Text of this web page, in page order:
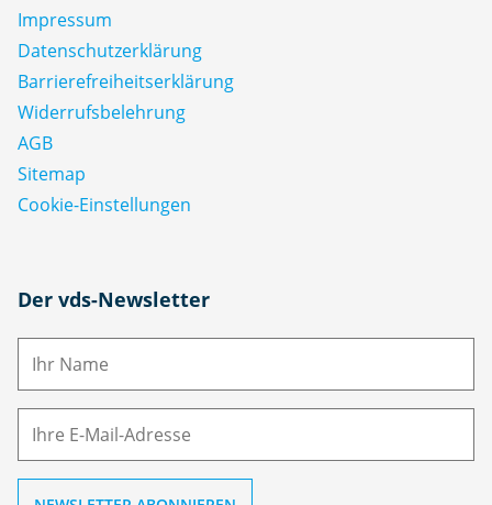
Impressum
Datenschutz­erklärung
Barrierefreiheitserklärung
Widerrufsbelehrung
AGB
Sitemap
Cookie-Einstellungen
Der vds-Newsletter
N
M